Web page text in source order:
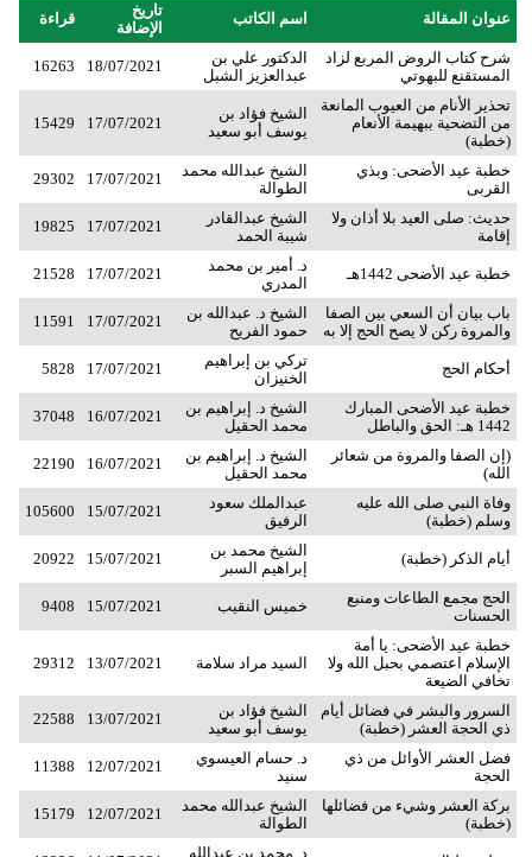
عنوان المقالة اسم الكاتب
تاريخ
الإضافة
قراءة
شرح كتاب الروض المربع لزاد
المستقنع للبهوتي
الدكتور علي بن
عبدالعزيز الشبل
18/07/2021
16263
تحذير الأنام من العيوب المانعة
من التضحية ببهيمة الأنعام
(خطبة)
الشيخ فؤاد بن
يوسف أبو سعيد
17/07/2021
15429
خطبة عيد الأضحى: وبذي
القربى
الشيخ عبدالله محمد
الطوالة
17/07/2021
29302
حديث: صلى العيد بلا أذان ولا
إقامة
الشيخ عبدالقادر
شيبة الحمد
17/07/2021
19825
خطبة عيد الأضحى 1442هـ
د. أمير بن محمد
المدري
17/07/2021
21528
باب بيان أن السعي بين الصفا
والمروة ركن لا يصح الحج إلا به
الشيخ د. عبدالله بن
حمود الفريح
17/07/2021
11591
أحكام الحج
تركي بن إبراهيم
الخنيزان
17/07/2021
5828
خطبة عيد الأضحى المبارك
1442 هـ: الحق والباطل
الشيخ د. إبراهيم بن
محمد الحقيل
16/07/2021
37048
(إن الصفا والمروة من شعائر
الله)
الشيخ د. إبراهيم بن
محمد الحقيل
16/07/2021
22190
وفاة النبي صلى الله عليه
وسلم (خطبة)
عبدالملك سعود
الرفيق
15/07/2021
105600
أيام الذكر (خطبة)
الشيخ محمد بن
إبراهيم السبر
15/07/2021
20922
الحج مجمع الطاعات ومنبع
الحسنات
خميس النقيب 15/07/2021
9408
خطبة عيد الأضحى: يا أمة
الإسلام اعتصمي بحبل الله ولا
تخافي الضيعة
السيد مراد سلامة 13/07/2021
29312
السرور والبشر في فضائل أيام
ذي الحجة العشر (خطبة)
الشيخ فؤاد بن
يوسف أبو سعيد
13/07/2021
22588
فضل العشر الأوائل من ذي
الحجة
د. حسام العيسوي
سنيد
12/07/2021
11388
بركة العشر وشيء من فضائلها
(خطبة)
الشيخ عبدالله محمد
الطوالة
12/07/2021
15179
د. محمد بن عبدالله